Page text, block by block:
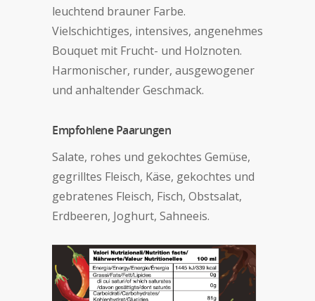
leuchtend brauner Farbe.
Vielschichtiges, intensives, angenehmes
Bouquet mit Frucht- und Holznoten.
Harmonischer, runder, ausgewogener
und anhaltender Geschmack.
Empfohlene Paarungen
Salate, rohes und gekochtes Gemüse,
gegrilltes Fleisch, Käse, gekochtes und
gebratenes Fleisch, Fisch, Obstsalat,
Erdbeeren, Joghurt, Sahneeis.